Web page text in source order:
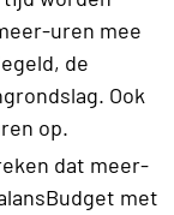
uren mee
de
Ook
op.
dat meer-
met